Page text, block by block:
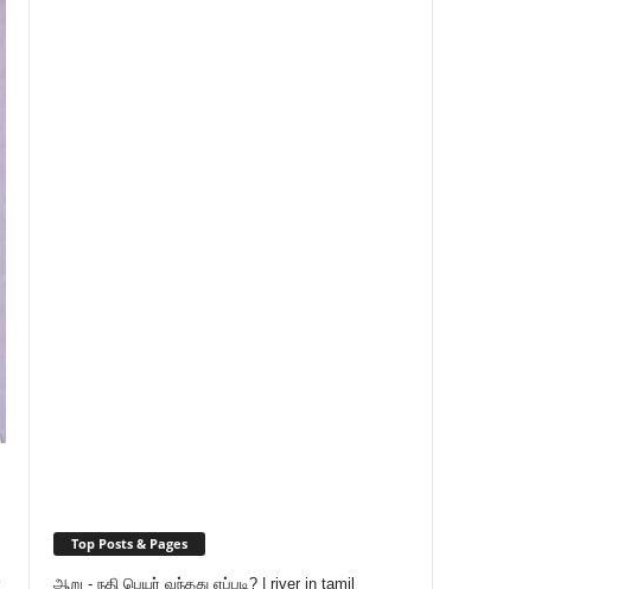
Top Posts & Pages
ஆறு - நதி பெயர் வந்தது எப்படி? | river in tamil